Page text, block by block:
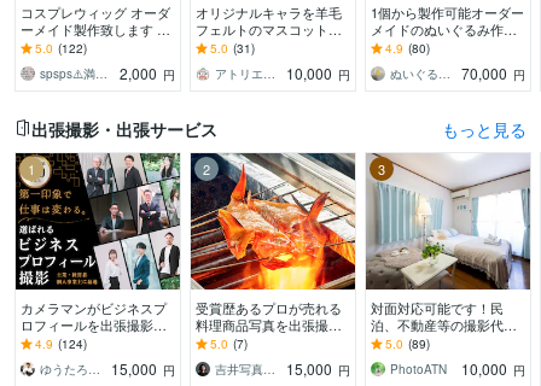
コスプレウィッグ オーダ
ーメイド製作致します お
見積もりご依頼24時間お
気軽に◎ドールウィッグ
も相談可◎
5.0 (122)
spsps⚠️満枠の場合でも対応可⭕️
2,000 円
オリジナルキャラを羊毛
フェルトのマスコットに
します 写真や画像、手書
します☆
5.0 (31)
アトリエクラウン
10,000 円
1個から製作可能オーダー
メイドのぬいぐるみ作れ
ます 縫製歴10年以上の職
人が、あなたの推しぬい
を作るお手伝い！
4.9 (80)
ぬいぐるみ工房マイぬいデザイン
70,000 円
出張撮影・出張サービス もっと見る
1
カメラマンがビジネスプ
ロフィールを出張撮影し
ます 第一印象を変えて、
クライアントから選ばれ
る写真をご提案
4.9 (124)
15,000 円
2
受賞歴あるプロが売れる
料理商品写真を出張撮影
します 年間200件超の撮
影実績。売上に直結する
高品質な一枚を届け!
5.0 (7)
15,000 円
3
対面対応可能です！民
泊、不動産等の撮影代行
致します 超広角レンズ使
用＆全画像データ納品
5.0 (89)
PhotoATN
10,000 円